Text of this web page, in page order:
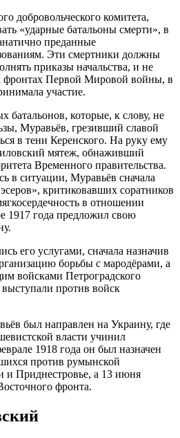
добровольческого комитета,
«ударные батальоны смерти», в
преданные
Эти смертники должны
приказы начальства, и не
фронтах Первой Мировой войны, в
участие.
батальонов, которые, к слову, не
Муравьёв, грезивший славой
в тени Керенского. На руку ему
мятеж, обнаживший
Временного правительства.
в ситуации, Муравьёв сначала
критиковавших соратников
в отношении
1917 года предложил свою
его услугами, сначала назначив
борьбы с мародёрами, а
войсками Петроградского
против войск
был направлен на Украину, где
власти учинил
1918 года он был назначен
против румынской
и Приднестровье, а 13 июня
фронта.